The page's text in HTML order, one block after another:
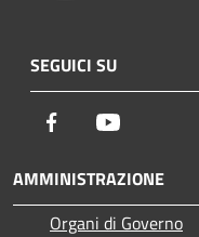
SEGUICI SU
Facebook
AMMINISTRAZIONE
Organi di Governo